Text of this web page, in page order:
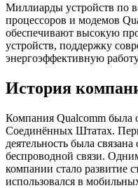
Миллиарды устройств по
процессоров и модемов
обеспечивают высокую
устройств, поддержку
энергоэффективную
История
Компания Qualcomm была
Соединённых Штатах.
деятельность была
беспроводной связи.
компании стало развитие
использовался в